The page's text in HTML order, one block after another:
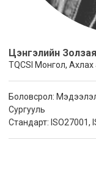
Цэнгэлийн
TQCSI Монгол, Ахлах
Боловсрол:
Сургууль
Стандарт: ISO27001,